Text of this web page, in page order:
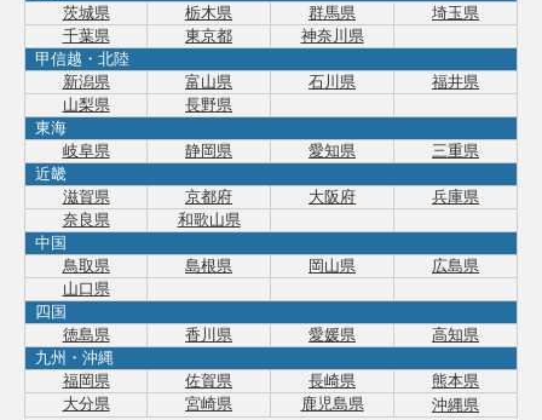
茨城県
栃木県 群馬県
埼玉県
千葉県
東京都
神奈川県
甲信越・北陸
新潟県
富山県 石川県
福井県
山梨県
長野県
東海
岐阜県
静岡県 愛知県
三重県
近畿
滋賀県
京都府 大阪府
兵庫県
奈良県
和歌山県
中国
鳥取県
島根県 岡山県
広島県
山口県
四国
徳島県
香川県 愛媛県
高知県
九州・沖縄
福岡県
佐賀県 長崎県
熊本県
大分県
宮崎県 鹿児島県 沖縄県